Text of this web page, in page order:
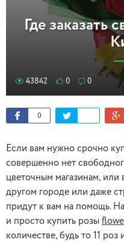
Где заказать
43842 0 0
0
Если вам нужно срочно
совершенно нет
цветочным магазинам, или
другом городе или даже
придут к вам на помощь.
и просто купить розы
количестве, будь то 11